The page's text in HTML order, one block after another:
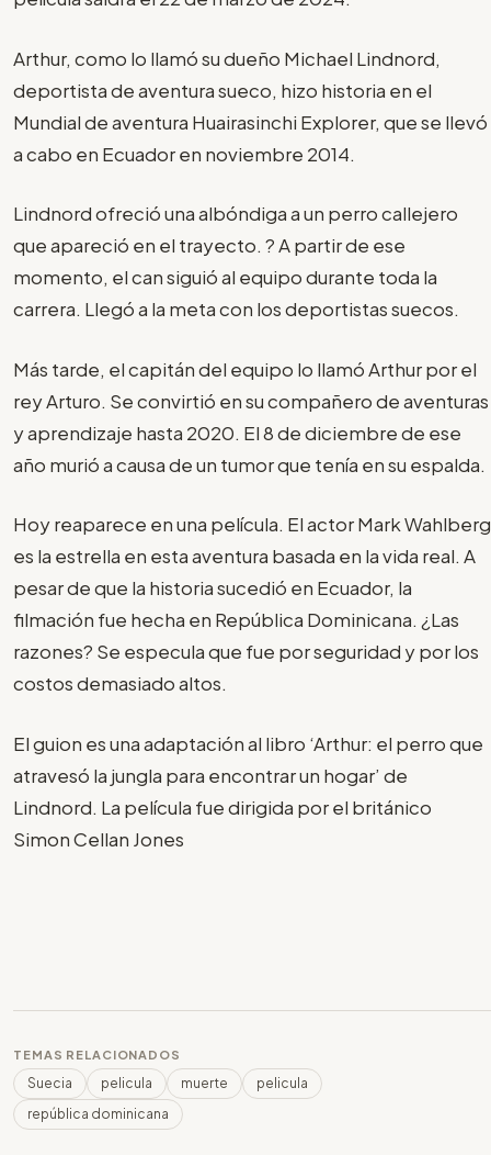
Arthur, como lo llamó su dueño Michael Lindnord,
deportista de aventura sueco, hizo historia en el
Mundial de aventura Huairasinchi Explorer, que se llevó
a cabo en Ecuador en noviembre 2014.
Lindnord ofreció una albóndiga a un perro callejero
que apareció en el trayecto. ? A partir de ese
momento, el can siguió al equipo durante toda la
carrera. Llegó a la meta con los deportistas suecos.
Más tarde, el capitán del equipo lo llamó Arthur por el
rey Arturo. Se convirtió en su compañero de aventuras
y aprendizaje hasta 2020. El 8 de diciembre de ese
año murió a causa de un tumor que tenía en su espalda.
Hoy reaparece en una película. El actor Mark Wahlberg
es la estrella en esta aventura basada en la vida real. A
pesar de que la historia sucedió en Ecuador, la
filmación fue hecha en República Dominicana. ¿Las
razones? Se especula que fue por seguridad y por los
costos demasiado altos.
El guion es una adaptación al libro ‘Arthur: el perro que
atravesó la jungla para encontrar un hogar’ de
Lindnord. La película fue dirigida por el británico
Simon Cellan Jones
TEMAS RELACIONADOS
Suecia pelicula muerte
pelicula
república dominicana